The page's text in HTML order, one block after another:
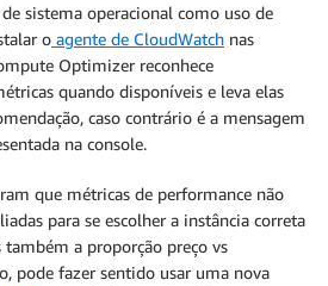
sistema operacional como uso de
o agente de CloudWatch nas
Optimizer reconhece
quando disponíveis e leva elas
caso contrário é a mensagem
na console.
que métricas de performance não
para se escolher a instância correta
também a proporção preço vs
pode fazer sentido usar uma nova